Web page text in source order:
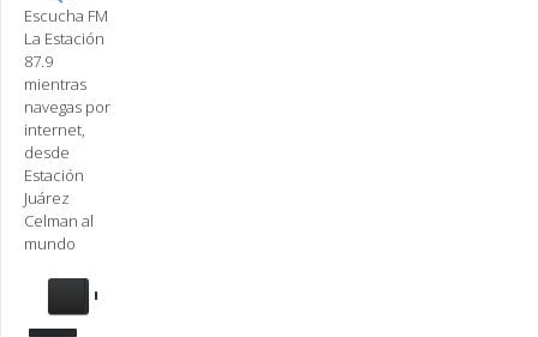
Escucha FM
La Estación
87.9
mientras
navegas por
internet,
desde
Estación
Juárez
Celman al
mundo